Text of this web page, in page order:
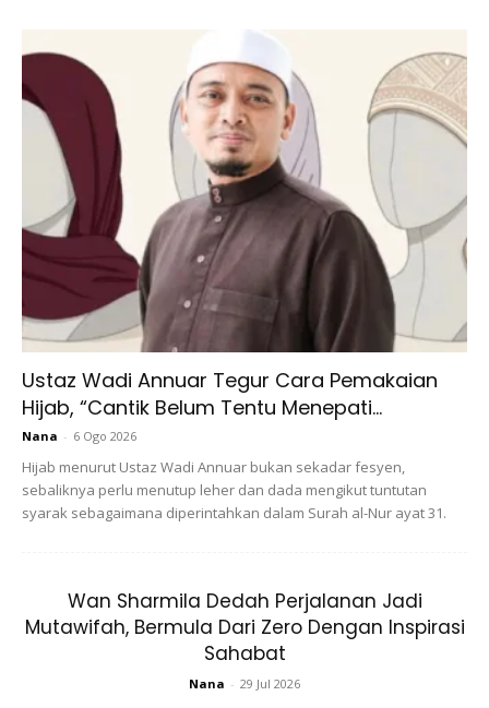
Artikel berkaitan:Sakit Perut Dan Sentiasa Sebu
Ketika Berpuasa? Doktor Ini Sarankan Elak 7 Perkara
Bagaimana nak cegah adanya
cacing dalam perut?
Sebelum anda ketahui cara untuk mencegah, anda perlu
tahu bahawa cancing dalam perut bukan jadi secara tiba-
tiba. Ada beberapa faktor yang memboleh seseorang
Ustaz Wadi Annuar Tegur Cara Pemakaian
Hijab, “Cantik Belum Tentu Menepati...
Nana - 6 Ogo 2026
Hijab menurut Ustaz Wadi Annuar bukan sekadar fesyen,
sebaliknya perlu menutup leher dan dada mengikut tuntutan
syarak sebagaimana diperintahkan dalam Surah al-Nur ayat 31.
Wan Sharmila Dedah Perjalanan Jadi
Mutawifah, Bermula Dari Zero Dengan Inspirasi
Sahabat
Nana - 29 Jul 2026